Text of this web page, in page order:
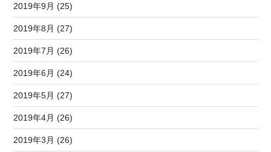
2019年9月 (25)
2019年8月 (27)
2019年7月 (26)
2019年6月 (24)
2019年5月 (27)
2019年4月 (26)
2019年3月 (26)